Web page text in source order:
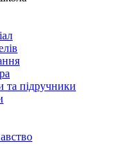
та підручники